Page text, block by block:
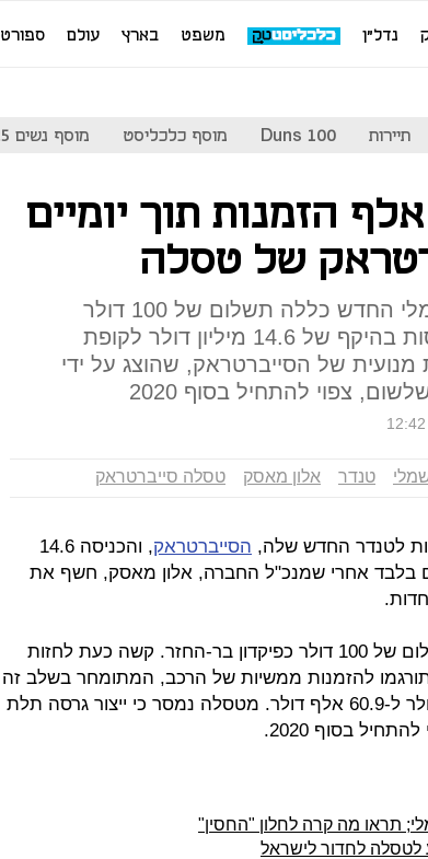
נדל"ן משפט בארץ עולם ספורט
תיירות Duns 100 מוסף כלכליסט מוסף נשים 2025
מבוקש: 146 אלף הזמנות תוך יומיים
של טסלה
הזמנה של הטנדר החשמלי החדש כללה תשלום של 100 דולר
כפיקדון בר-החזר - הכנסות בהיקף של 14.6 מיליון דולר לקופת
של הסייברטראק, שהוצג על ידי
צפוי להתחיל בסוף 2020
12:42
טנדר אלון מאסק טסלה סייברטראק
הסייברטראק
, והכניסה 14.6
בלבד אחרי שמנכ"ל החברה, אלון מאסק, חשף את
ההזמנה של הרכב כללה תשלום של 100 דולר כפיקדון בר-החזר. קשה כעת לחזות
להזמנות ממשיות של הרכב, המתומחר בשלב זה
במחירים של בין 39.9 אלף דולר ל-60.9 אלף דולר. מטסלה נמסר כי ייצור גרסה תלת
בסוף 2020.
תראו מה קרה לחלון "החסין"
לטסלה לחדור לישראל